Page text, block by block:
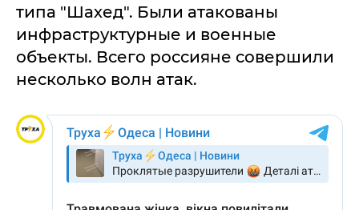
типа "Шахед". Были атакованы
инфраструктурные и военные
объекты. Всего россияне совершили
несколько волн атак.